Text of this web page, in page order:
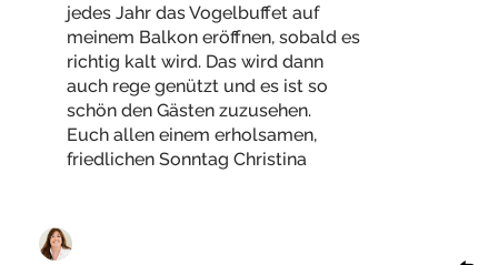
jedes Jahr das Vogelbuffet auf
meinem Balkon eröffnen, sobald es
richtig kalt wird. Das wird dann
auch rege genützt und es ist so
schön den Gästen zuzusehen.
Euch allen einem erholsamen,
friedlichen Sonntag Christina